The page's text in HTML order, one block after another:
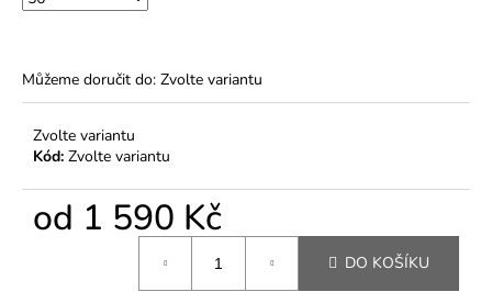
Můžeme doručit do: Zvolte variantu
Zvolte variantu
Kód: Zvolte variantu
od 1 590 Kč
DO KOŠÍKU